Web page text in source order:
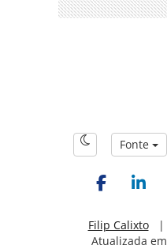
Fonte
Filip Calixto|
Atualizada em